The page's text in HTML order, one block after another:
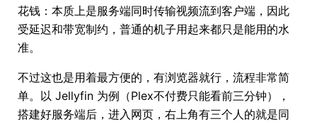
花钱：本质上是服务端同时传输视频流到客户端，因此
受延迟和带宽制约，普通的机子用起来都只是能用的水
准。
不过这也是用着最方便的，有浏览器就行，流程非常简
单。以 Jellyfin 为例（Plex不付费只能看前三分钟），
搭建好服务端后，进入网页，右上角有三个人的就是同